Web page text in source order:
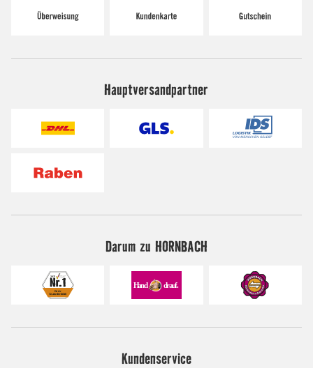
Hauptversandpartner
Darum zu HORNBACH
Kundenservice